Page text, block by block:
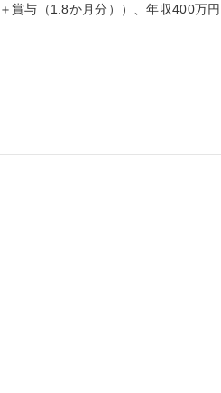
賞与（1.8か月分））、年収400万円